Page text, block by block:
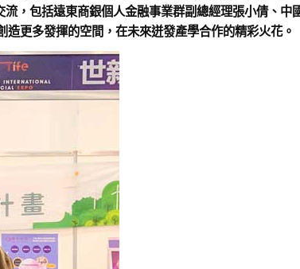
，包括遠東商銀個人金融事業群副總經理張小倩、中
更多發揮的空間，在未來迸發產學合作的精彩火花。